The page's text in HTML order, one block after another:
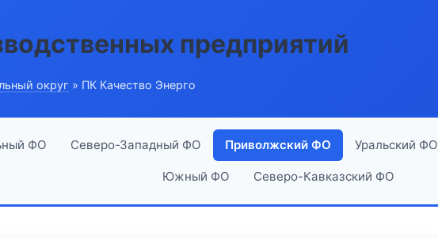
предприятий
округ » ПК Качество Энерго
ФО Северо-Западный ФО Приволжский ФО Уральский ФО
Южный ФО Северо-Кавказский ФО